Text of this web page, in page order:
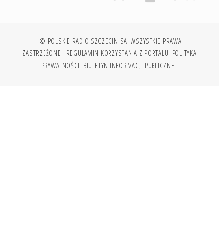
© POLSKIE RADIO SZCZECIN SA. WSZYSTKIE PRAWA
ZASTRZEŻONE. REGULAMIN KORZYSTANIA Z PORTALU POLITYKA
PRYWATNOŚCI BIULETYN INFORMACJI PUBLICZNEJ